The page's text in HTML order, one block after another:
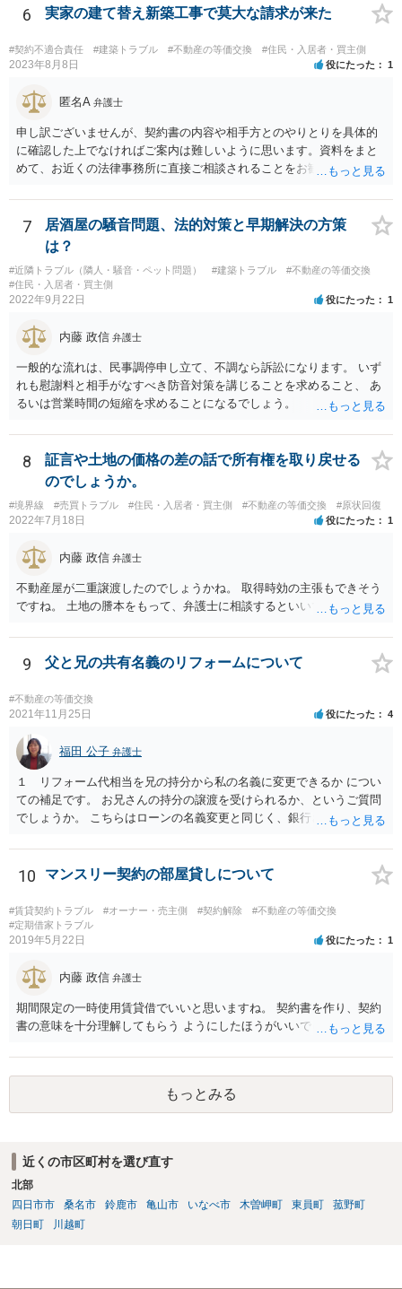
のある契約か）等につき、まず、お父様が締結されている契約書の内
で、契約書の内容や適用される法律等に基づき、今後の対応を検討な
されるべきでしょう。 借地契約自体が数十年前から継続している等
時期によっては、借地借家法ではなく、旧借地法が適用されるご事案
かもしれません。 ※借地借家法の施行日が平成４年８月１日の関係
で、平成４年７月３１日以前に締結された借地契約については、依然
として旧借地法が適用されます。 なお、適用される法律が旧借地
法、借地借家法のいずれであったとしても、家主側の更新拒絶には正
契約が締結されている場合、契約の更新がないことを前提とする一般
定期借地権となっている可能性もあるので、契約内容の確認をしてみ
容とする特約は、借地人に不利な特約として無効とされます。 しか
しながら、存続期間を50年以上とする借地契約を締結するに際し、３
③建物買取請求をしない）を付ける、一般定期借地権を設定するこが
認められています（借地借家法22条）。 【参考】借地借家法 第２２条
（一般定期借地権） 存続期間を５０年以上として借地権を設定する
場合においては、第９条及び第１６条の規定にかかわらず、契約の更
新（更新の請求及び土地の使用の継続によるものを含む。次条第１項
ことができる。この場合においては、その特約は、公正証書による等
書面によってしなければならない。
6 実家の建て替え新築工事で莫大な請求が来た
#契約不適合責任 #建築トラブル #不動産の等価交換 #住民・入居者・買主側
2023年8月8日 役にたった 1
匿名A 弁護士
申し訳ございませんが、契約書の内容や相手方とのやりとりを具体的
に確認した上でなければご案内は難しいように思います。資料をまと
めて、お近くの法律事務所に直接ご相談されることをお勧めいたしま
7
居酒屋の騒音問題、法的対策と早期解決の方策
は？
#近隣トラブル（隣人・騒音・ペット問題） #建築トラブル
#不動産の等価交換
#住民・入居者・買主側
2022年9月22日 役にたった 1
内藤 政信 弁護士
一般的な流れは、民事調停申し立て、不調なら訴訟になります。 いず
れも慰謝料と相手がなすべき防音対策を講じることを求めること、 あ
るいは営業時間の短縮を求めることになるでしょう。
8
証言や土地の価格の差の話で所有権を取り戻せる
のでしょうか。
#境界線 #売買トラブル #住民・入居者・買主側 #不動産の等価交換 #原状回復
2022年7月18日 役にたった 1
内藤 政信 弁護士
不動産屋が二重譲渡したのでしょうかね。 取得時効の主張もできそう
ですね。 土地の謄本をもって、弁護士に相談するといいでしょう。
9 父と兄の共有名義のリフォームについて
#不動産の等価交換
2021年11月25日 役にたった 4
福田 公子 弁護士
１ リフォーム代相当を兄の持分から私の名義に変更できるか につい
ての補足です。 お兄さんの持分の譲渡を受けられるか、というご質問
でしょうか。 こちらはローンの名義変更と同じく、銀行さんの承諾が
さい。
10 マンスリー契約の部屋貸しについて
#賃貸契約トラブル #オーナー・売主側 #契約解除
#不動産の等価交換
#定期借家トラブル
2019年5月22日 役にたった 1
内藤 政信 弁護士
期間限定の一時使用賃貸借でいいと思いますね。 契約書を作り、契約
書の意味を十分理解してもらう ようにしたほうがいいでしょう。
もっとみる
近くの市区町村を選び直す
北部
四日市市
桑名市 鈴鹿市 亀山市 いなべ市 木曽岬町 東員町
菰野町
朝日町
川越町